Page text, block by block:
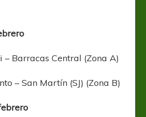
– Barracas Central (Zona A)
– San Martín (SJ) (Zona B)